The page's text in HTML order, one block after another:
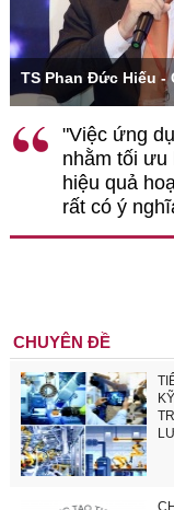
TS Phan Đức Hiếu -
"Việc ứng
nhằm tối ưu
hiệu quả
rất có ý
CHUYÊN ĐỀ